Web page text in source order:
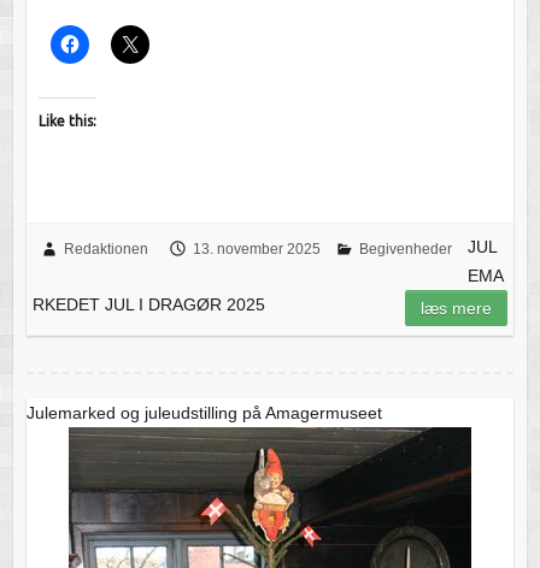
Like this:
Redaktionen 13. november 2025 Begivenheder
JUL
EMA
RKEDET JUL I DRAGØR 2025
læs mere
Julemarked og juleudstilling på Amagermuseet